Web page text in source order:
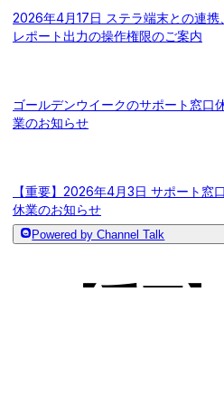
2026年4月17日 ステラ端末との連携、
レポート出力の操作権限のご案内
ゴールデンウイークのサポート窓口
業のお知らせ
【重要】2026年4月3日 サポート窓口
休業のお知らせ
Powered by Channel Talk
【重要